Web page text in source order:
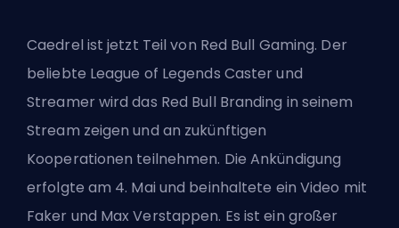
Caedrel ist jetzt Teil von Red Bull Gaming. Der
beliebte League of Legends Caster und
Streamer wird das Red Bull Branding in seinem
Stream zeigen und an zukünftigen
Kooperationen teilnehmen. Die Ankündigung
erfolgte am 4. Mai und beinhaltete ein Video mit
Faker und Max Verstappen. Es ist ein großer